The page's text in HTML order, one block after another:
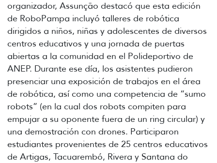
organizador, Assunção destacó que esta edición
de RoboPampa incluyó talleres de robótica
dirigidos a niños, niñas y adolescentes de diversos
centros educativos y una jornada de puertas
abiertas a la comunidad en el Polideportivo de
ANEP. Durante ese día, los asistentes pudieron
presenciar una exposición de trabajos en el área
de robótica, así como una competencia de “sumo
robots” (en la cual dos robots compiten para
empujar a su oponente fuera de un ring circular) y
una demostración con drones. Participaron
estudiantes provenientes de 25 centros educativos
de Artigas, Tacuarembó, Rivera y Santana do